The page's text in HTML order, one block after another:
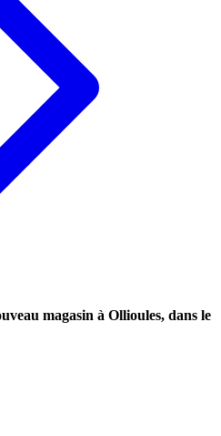
magasin à Ollioules, dans le